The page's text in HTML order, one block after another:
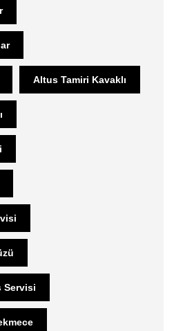
Altus Tamiri Kavaklı
Servisi